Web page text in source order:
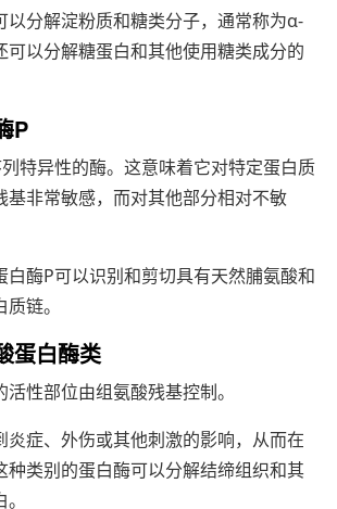
以分解淀粉质和糖类分子，通常称为α-
可以分解糖蛋白和其他使用糖类成分的
P
特异性的酶。这意味着它对特定蛋白质
基非常敏感，而对其他部分相对不敏
白酶P可以识别和剪切具有天然脯氨酸和
链。
蛋白酶类
性部位由组氨酸残基控制。
炎症、外伤或其他刺激的影响，从而在
种类别的蛋白酶可以分解结缔组织和其